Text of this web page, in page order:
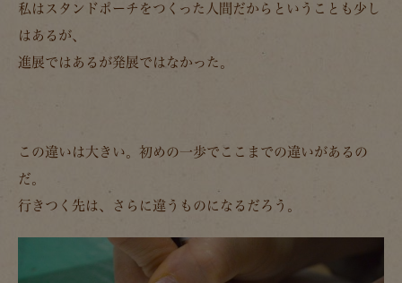
私はスタンドポーチをつくった人間だからということも少し
はあるが、
進展ではあるが発展ではなかった。
この違いは大きい。初めの一歩でここまでの違いがあるの
だ。
行きつく先は、さらに違うものになるだろう。